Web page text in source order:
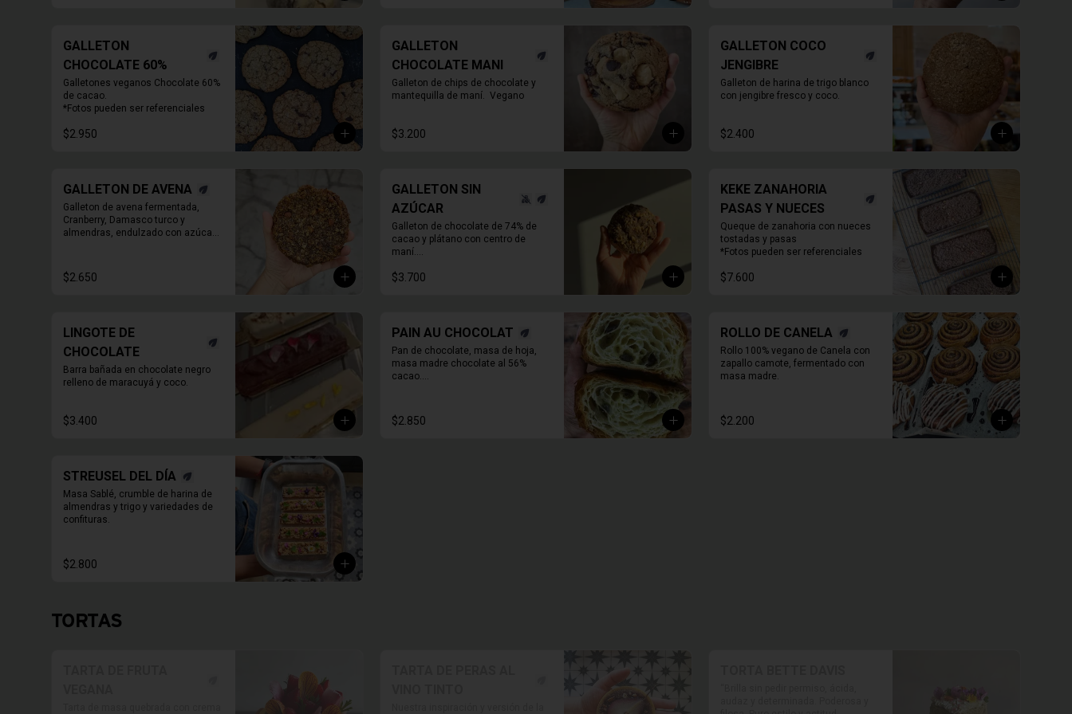
GALLETON
CHOCOLATE 60%
Galletones veganos Chocolate 60%
de cacao.
*Fotos pueden ser referenciales
$2.950
GALLETON
CHOCOLATE MANI
Galleton de chips de chocolate y
mantequilla de maní.  Vegano
$3.200
GALLETON COCO
JENGIBRE
Galleton de harina de trigo blanco
con jengibre fresco y coco.
$2.400
GALLETON DE AVENA
Galleton de avena fermentada,
Cranberry, Damasco turco y
almendras, endulzado con azúcar
$2.650
GALLETON SIN
AZÚCAR
Galleton de chocolate de 74% de
cacao y plátano con centro de
maní.
$3.700
KEKE ZANAHORIA
PASAS Y NUECES
Queque de zanahoria con nueces
tostadas y pasas
*Fotos pueden ser referenciales
$7.600
LINGOTE DE
CHOCOLATE
Barra bañada en chocolate negro
relleno de maracuyá y coco.
$3.400
PAIN AU CHOCOLAT
Pan de chocolate, masa de hoja,
masa madre chocolate al 56%
cacao.
13:00 a 14:30 para considerar en
tiempo de despacho*
$2.850
ROLLO DE CANELA
Rollo 100% vegano de Canela con
zapallo camote, fermentado con
masa madre.
$2.200
STREUSEL DEL DÍA
Masa Sablé, crumble de harina de
almendras y trigo y variedades de
confituras.
$2.800
TORTAS